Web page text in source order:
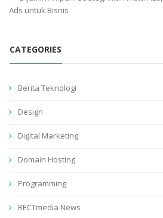
Ads untuk Bisnis
CATEGORIES
Berita Teknologi
Design
Digital Marketing
Domain Hosting
Programming
RECTmedia News